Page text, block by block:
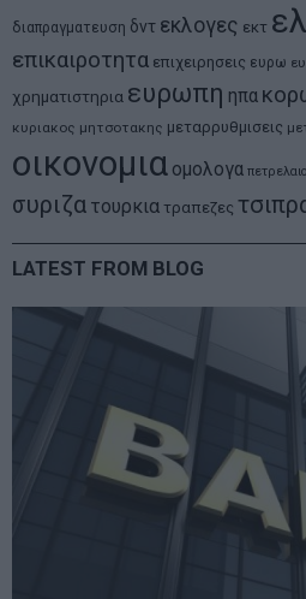
διαπραγματευση δντ εκλογες εκτ
επικαιροτητα επιχειρησεις ευρω
χρηματιστηρια ευρωπη ηπα
κυριακος μητσοτακης μεταρρυθμισεις
οικονομια ομολογα πετρελαιο
συριζα τουρκια τραπεζες
LATEST FROM BLOG